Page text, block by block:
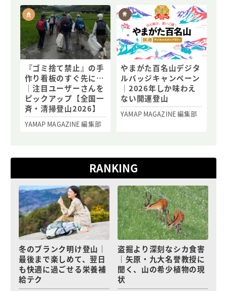
『ゴミ捨て禁止』の手
作り看板のすぐ先に…
｜注目ユーザーさんを
ピックアップ【全国一
斉・清掃登山2026】
YAMAP MAGAZINE 編集部
やまがた百名山デジタ
ルバッジキャンペーン
｜2026年しか味わえ
ない開運登山
YAMAP MAGAZINE 編集部
RANKING
冬のブランク明け登山｜
最後まで楽しめて、翌日
も快適に過ごせる栄養補
給テク
盗掘より深刻なシカ食害
｜矢原・九大名誉教授に
聞く、山の希少植物の現
状